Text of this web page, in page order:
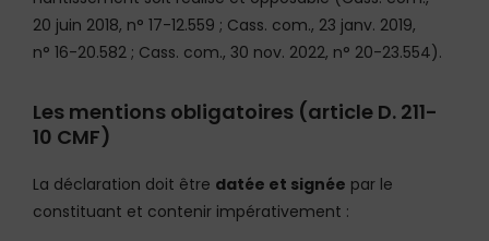
20 juin 2018, n° 17-12.559 ; Cass. com., 23 janv. 2019,
n° 16-20.582 ; Cass. com., 30 nov. 2022, n° 20-23.554).
Les mentions obligatoires (article D. 211-
10 CMF)
La déclaration doit être datée et signée par le
constituant et contenir impérativement :